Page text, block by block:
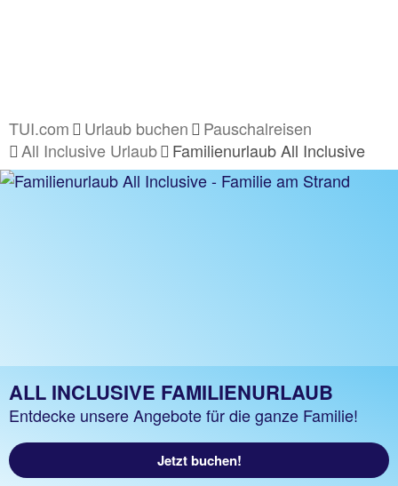
TUI.com Urlaub buchen
Pauschalreisen
All Inclusive Urlaub
Familienurlaub All Inclusive
ALL INCLUSIVE FAMILIENURLAUB
Entdecke unsere Angebote für die ganze Familie!
Jetzt buchen!